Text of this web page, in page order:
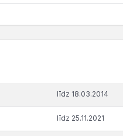
līdz 18.03.2014
līdz 25.11.2021